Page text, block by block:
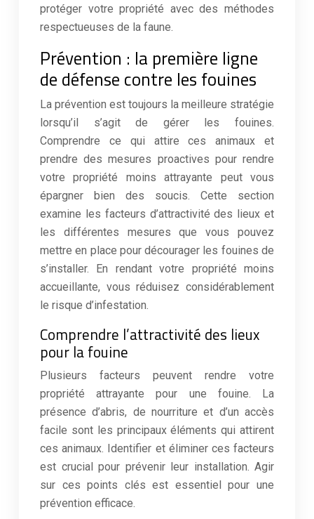
protéger votre propriété avec des méthodes
respectueuses de la faune.
Prévention : la première ligne
de défense contre les fouines
La prévention est toujours la meilleure stratégie
lorsqu’il s’agit de gérer les fouines.
Comprendre ce qui attire ces animaux et
prendre des mesures proactives pour rendre
votre propriété moins attrayante peut vous
épargner bien des soucis. Cette section
examine les facteurs d’attractivité des lieux et
les différentes mesures que vous pouvez
mettre en place pour décourager les fouines de
s’installer. En rendant votre propriété moins
accueillante, vous réduisez considérablement
le risque d’infestation.
Comprendre l’attractivité des lieux
pour la fouine
Plusieurs facteurs peuvent rendre votre
propriété attrayante pour une fouine. La
présence d’abris, de nourriture et d’un accès
facile sont les principaux éléments qui attirent
ces animaux. Identifier et éliminer ces facteurs
est crucial pour prévenir leur installation. Agir
sur ces points clés est essentiel pour une
prévention efficace.